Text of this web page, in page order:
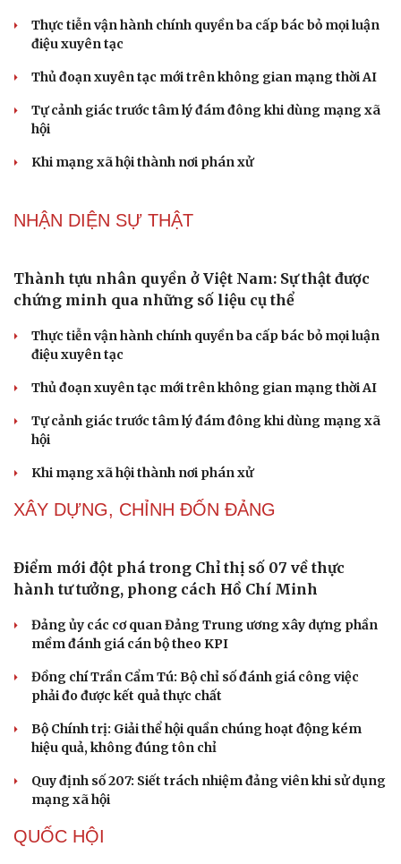
Cải chính
Thực tiễn vận hành chính quyền ba cấp bác bỏ mọi luận
điệu xuyên tạc
Thủ đoạn xuyên tạc mới trên không gian mạng thời AI
Tự cảnh giác trước tâm lý đám đông khi dùng mạng xã
hội
Khi mạng xã hội thành nơi phán xử
NHẬN DIỆN SỰ THẬT
Thành tựu nhân quyền ở Việt Nam: Sự thật được
chứng minh qua những số liệu cụ thể
Thực tiễn vận hành chính quyền ba cấp bác bỏ mọi luận
điệu xuyên tạc
Thủ đoạn xuyên tạc mới trên không gian mạng thời AI
Tự cảnh giác trước tâm lý đám đông khi dùng mạng xã
hội
Khi mạng xã hội thành nơi phán xử
XÂY DỰNG, CHỈNH ĐỐN ĐẢNG
Điểm mới đột phá trong Chỉ thị số 07 về thực
hành tư tưởng, phong cách Hồ Chí Minh
Đảng ủy các cơ quan Đảng Trung ương xây dựng phần
mềm đánh giá cán bộ theo KPI
Đồng chí Trần Cẩm Tú: Bộ chỉ số đánh giá công việc
phải đo được kết quả thực chất
Bộ Chính trị: Giải thể hội quần chúng hoạt động kém
hiệu quả, không đúng tôn chỉ
Quy định số 207: Siết trách nhiệm đảng viên khi sử dụng
mạng xã hội
QUỐC HỘI